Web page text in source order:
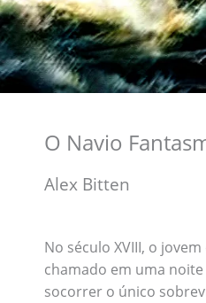
O Navio
Alex Bitten
No século XVIII, o
chamado em uma
socorrer o único